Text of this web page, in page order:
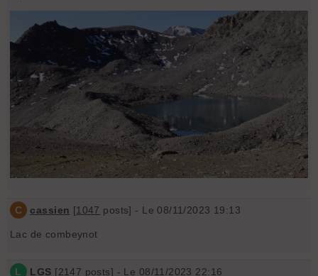
C cassien [1047 posts] - Le 08/11/2023 19:13
Lac de combeynot
L LGS [2147 posts] - Le 08/11/2023 22:16